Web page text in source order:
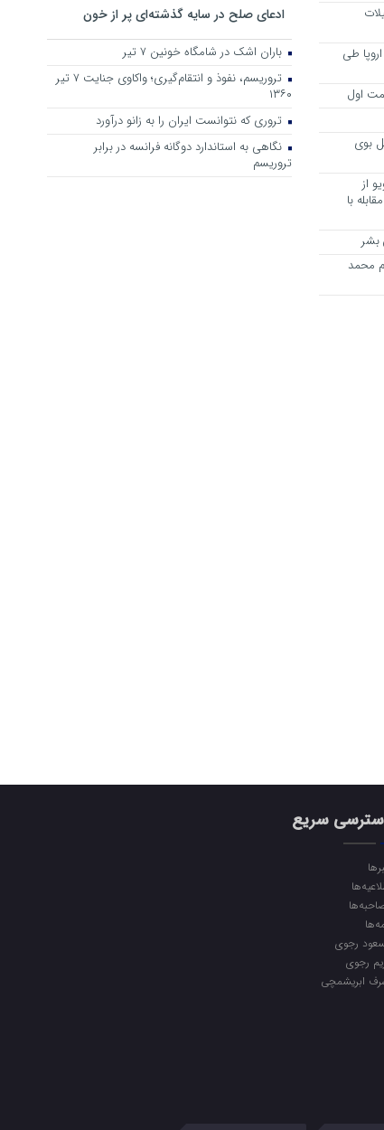
طی
اول
بوی
از
با
محمد
ادعای صلح در سایه گذشته‌ای پر از خون
باران اشک در شامگاه خونین 7 تیر
تروریسم، نفوذ و انتقام‌گیری؛ واکاوی جنایت ۷ تیر
۱۳۶۰
تروری که نتوانست ایران را به زانو درآورد
نگاهی به استاندارد دوگانه فرانسه در برابر
تروریسم
سریع
رجوی
رجوی
ابریشمچی